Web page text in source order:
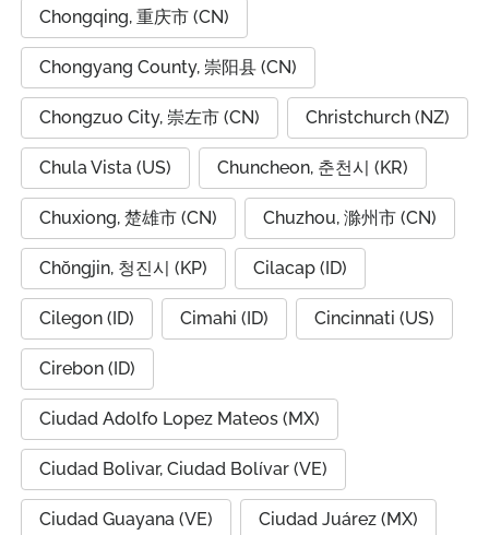
Chongqing, 重庆市 (CN)
Chongyang County, 崇阳县 (CN)
Chongzuo City, 崇左市 (CN) Christchurch (NZ)
Chula Vista (US) Chuncheon, 춘천시 (KR)
Chuxiong, 楚雄市 (CN) Chuzhou, 滁州市 (CN)
Chŏngjin, 청진시 (KP) Cilacap (ID)
Cilegon (ID) Cimahi (ID) Cincinnati (US)
Cirebon (ID)
Ciudad Adolfo Lopez Mateos (MX)
Ciudad Bolivar, Ciudad Bolívar (VE)
Ciudad Guayana (VE) Ciudad Juárez (MX)